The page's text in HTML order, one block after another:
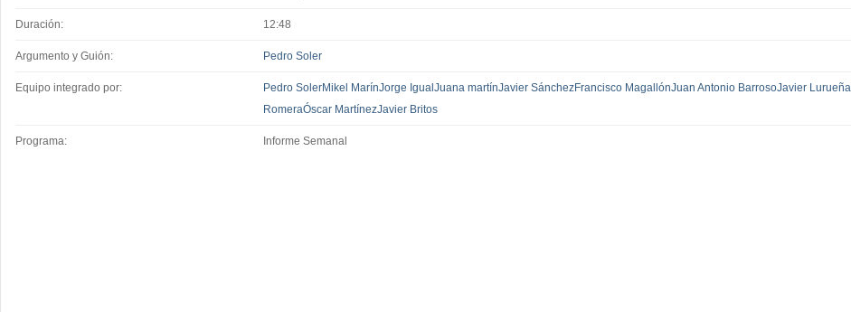
Duración: 12:48
Argumento y Guión: Pedro Soler
Equipo integrado por: Pedro SolerMikel MarínJorge IgualJuana martínJavier SánchezFrancisco MagallónJuan Antonio BarrosoJavier Lurueña
RomeraÓscar MartínezJavier Britos
Programa: Informe Semanal